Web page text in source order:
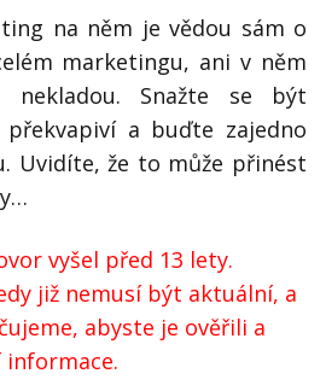
na něm je vědou sám o
marketingu, ani v něm
nekladou. Snažte se být
a buďte zajedno
Uvidíte, že to může přinést
vyšel před 13 lety.
již nemusí být aktuální, a
abyste je ověřili a
informace.